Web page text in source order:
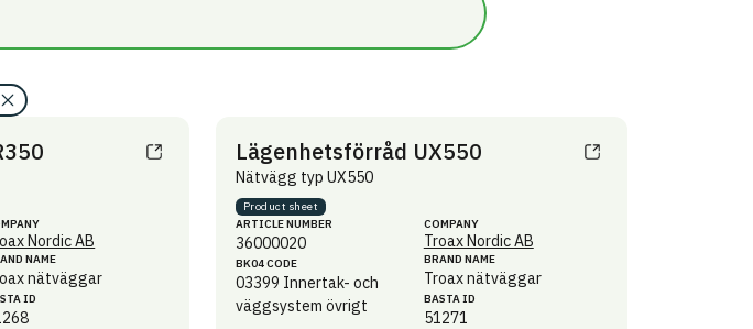
Mat 07 Farliga ämnen/Bedömningskriterium 7 och 8
Nordic AB
NAME
nätväggar
ID
Lägenhetsförråd UX550
Nätvägg typ UX550
Product sheet
ARTICLE NUMBER
36000020
BK04 CODE
03399 Innertak- och
väggsystem övrigt
COMPANY
Troax Nordic AB
BRAND NAME
Troax nätväggar
BASTA ID
51271